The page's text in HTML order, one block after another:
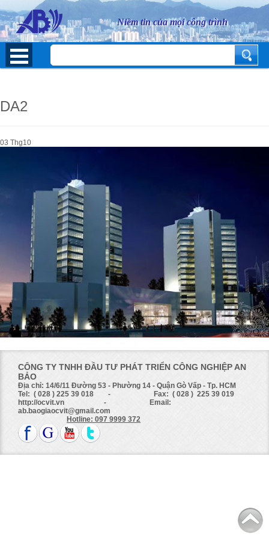
Niềm tin của mọi công trình
DA2
03 Thg10
CÔNG TY TNHH ĐẦU TƯ PHÁT TRIỂN CÔNG NGHIỆP AN
BẢO
Địa chỉ: 14/6/11 Đường 53 - Phường 14 - Quận Gò Vấp - Tp. HCM
Tel: ( 028 ) 225 39 018 - Fax: ( 028 ) 225 39 019
http://ocvit.vn - Email:
ab.baogiaocvit@gmail.com
Hotline: 097 9999 372